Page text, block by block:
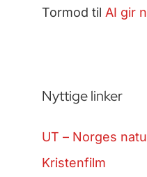
Tormod til AI gir
Nyttige linker
UT – Norges
Kristenfilm